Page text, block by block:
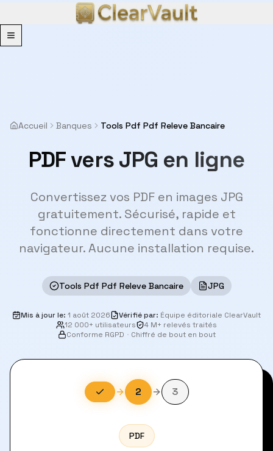
Menu
Accueil Banques Tools Pdf Pdf Releve Bancaire
PDF vers JPG en ligne
Convertissez vos PDF en images JPG
gratuitement. Sécurisé, rapide et
fonctionne directement dans votre
navigateur. Aucune installation requise.
Tools Pdf Pdf Releve Bancaire JPG
Mis à jour le: 1 août 2026 Vérifié par: Équipe éditoriale ClearVault
12 000+ utilisateurs
4 M+ relevés traités
Conforme RGPD · Chiffré de bout en bout
2 3
PDF